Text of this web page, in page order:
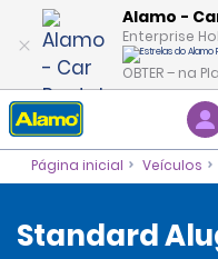
Alamo -
Enterprise
OBTER – na
Página inicial Veículos
Standard